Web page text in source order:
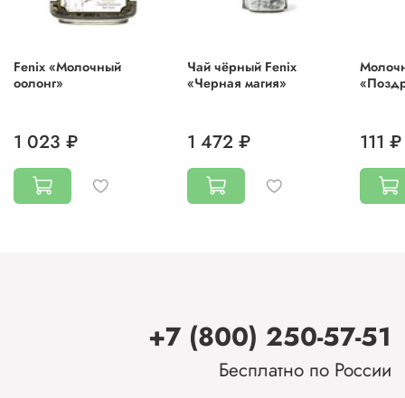
Fenix «Молочный
оолонг»
1 023 ₽
Чай чёрный Fenix
«Черная магия»
1 472 ₽ 111 ₽
+7 (800) 250-57-51
Бесплатно по России